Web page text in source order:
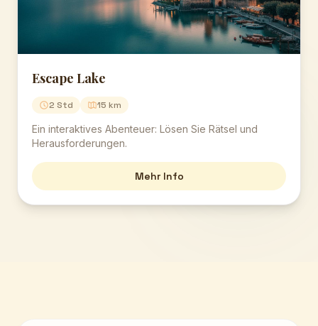
Escape Lake
2 Std 15 km
Ein interaktives Abenteuer: Lösen Sie Rätsel und
Herausforderungen.
Mehr Info